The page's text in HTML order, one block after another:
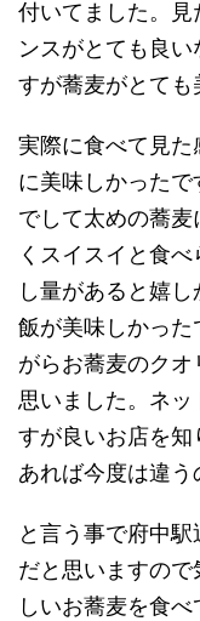
付いてました。見
ンスがとても良
すが蕎麦がとても
実際に食べて見
に美味しかった
でして太めの蕎
くスイスイと食
し量があると嬉
飯が美味しかっ
がらお蕎麦のク
思いました。ネ
すが良いお店を
あれば今度は違う
と言う事で府中
だと思いますの
しいお蕎麦を食